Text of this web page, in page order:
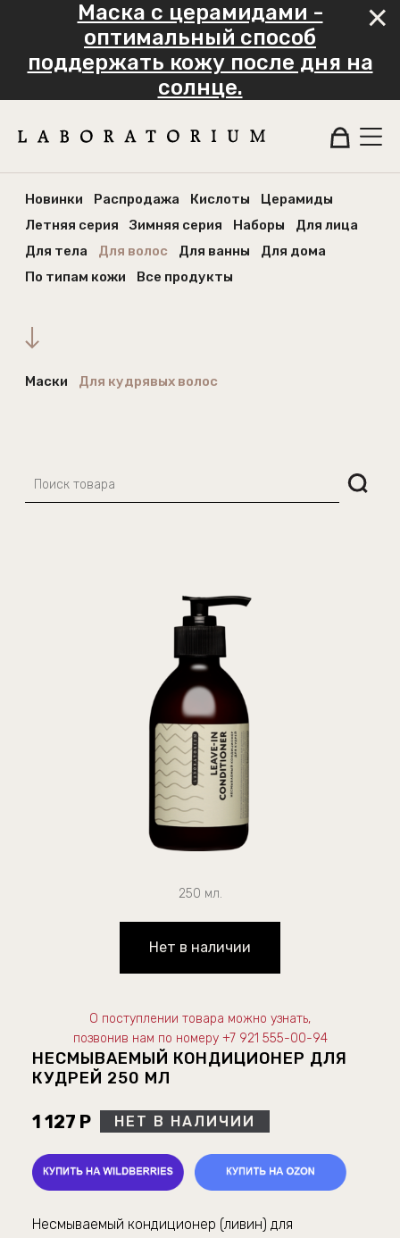
Маска с церамидами -
оптимальный способ
поддержать кожу после дня на
солнце.
Новинки Распродажа Кислоты
Церамиды
Летняя серия
Зимняя серия Наборы
Для лица
Для тела
Для волос Для ванны
Для дома
По типам кожи
Все продукты
Маски Для кудрявых волос
250 мл.
Нет в наличии
О поступлении товара можно узнать,
позвонив нам по номеру +7 921 555-00-94
НЕСМЫВАЕМЫЙ КОНДИЦИОНЕР ДЛЯ
КУДРЕЙ 250 МЛ
1 127 Р НЕТ В НАЛИЧИИ
Несмываемый кондиционер (ливин) для